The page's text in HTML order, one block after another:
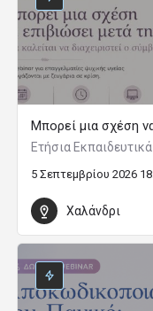
Μπορεί μια σχέση
Ετήσια
5 Σεπτεμβρίου 2026
Χαλάνδρι